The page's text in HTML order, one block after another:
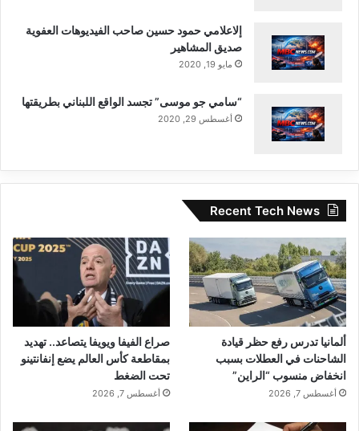
ولكن يمكن أيضًا إنتاج هذه المركبات دون تدخل
الكائنات الحية. وطالما بقيت عينة شلالات تشيافا
كامل للتعرف على أصولها. يقول أوغليور: “تبلغ
قيمة هذه العينة عدة مليارات من الدولارات، بما
يمكنها من إجابة عن هذا السؤال الوجودي الذي
يطرحه البشر منذ فجر التاريخ”.
القمر إلى المريخ
■ مصدر الخبر الأصلي
نشر لأول مرة على:
إلاعلامي حمود حسين صاحب الفيديوهات العفوية
صديق المشاهير
مايو 19, 2020
“سامي جو موسى” تجسد الواقع اللبناني بطريقتها
أغسطس 29, 2020
Recent Tech News
ألمانيا تدرس رفع حظر قيادة
الشاحنات في العطلات بسبب
انخفاض منسوب “الراين”
أغسطس 7, 2026
صراع الفيفا ويويفا يتصاعد.. تهديد
بمقاطعة كأس العالم يضع إنفانتينو
تحت الضغط
أغسطس 7, 2026